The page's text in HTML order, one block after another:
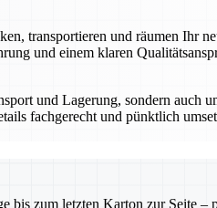
transportieren und räumen Ihr
und einem klaren
und Lagerung, sondern auch
fachgerecht und pünktlich
bis zum letzten Karton zur Seite –